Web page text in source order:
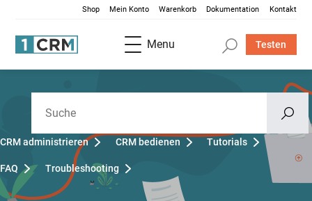
Shop Mein Konto Warenkorb Dokumentation Kontakt
Menu Testen
CRM administrieren CRM bedienen Tutorials
FAQ Troubleshooting